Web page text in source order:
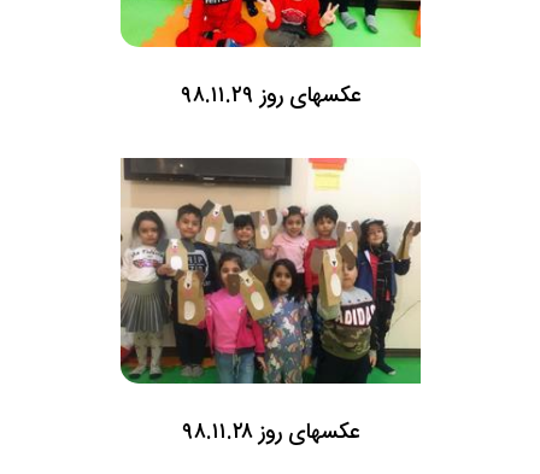
عکسهای روز ۹۸.۱۱.۲۹
عکسهای روز ۹۸.۱۱.۲۸